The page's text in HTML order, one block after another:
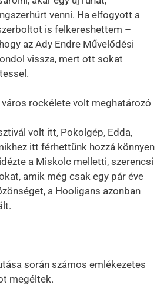
venni. Ha elfogyott a
is felkereshettem –
az Ady Endre Művelődési
vissza, mert ott sokat
rockélete volt meghatározó
volt itt, Pokolgép, Edda,
itt férhettünk hozzá könnyen
a Miskolc melletti, szerencsi
amik még csak egy pár éve
a Hooligans azonban
során számos emlékezetes
megéltek.